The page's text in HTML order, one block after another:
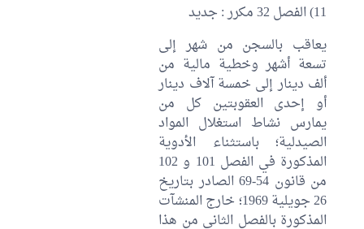
11) الفصل 32 مكرر : جديد
يعاقب بالسجن من شهر إلى
تسعة أشهر وخطية مالية من
ألف دينار إلى خمسة آلاف دينار
أو إحدى العقوبتين كل من
يمارس نشاط استغلال المواد
الصيدلية؛ باستثناء الأدوية
المذكورة في الفصل 101 و 102
من قانون 54-69 الصادر بتاريخ
26 جويلية 1969؛ خارج المنشآت
المذكورة بالفصل الثاني من هذا